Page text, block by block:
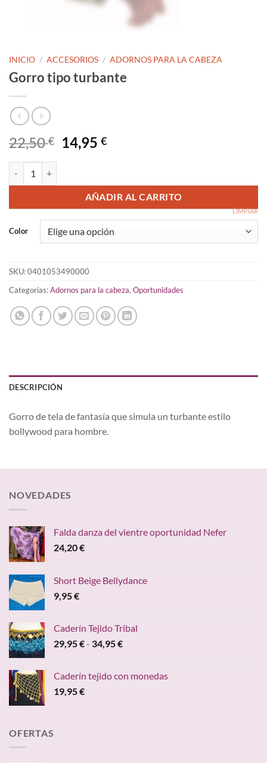
INICIO / ACCESORIOS / ADORNOS PARA LA CABEZA
Gorro tipo turbante
22,50€
El
precio
era:
22,50 €.
14,95€El
es:
14,95 €.
AÑADIR AL CARRITO
Color
LIMPIAR
SKU:0401053490000
Categorías:Adornos para la cabeza, Oportunidades
DESCRIPCIÓN
Gorro de tela de fantasía que simula un turbante estilo
bollywood para hombre.
NOVEDADES
Falda danza del vientre oportunidad Nefer
24,20€
Short Beige Bellydance
9,95€
Caderín Tejido Tribal
29,95€- 34,95€Rango
desde
Caderín tejido con monedas
19,95€
OFERTAS